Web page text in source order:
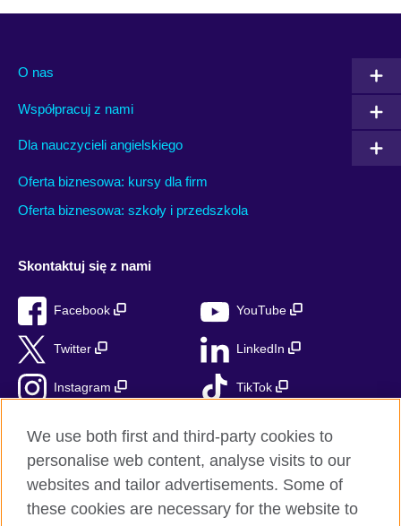
O nas
Współpracuj z nami
Dla nauczycieli angielskiego
Oferta biznesowa: kursy dla firm
Oferta biznesowa: szkoły i przedszkola
Skontaktuj się z nami
Facebook YouTube
Twitter LinkedIn
Instagram TikTok
British Council globalnie
We use both first and third-party cookies to
personalise web content, analyse visits to our
websites and tailor advertisements. Some of
these cookies are necessary for the website to